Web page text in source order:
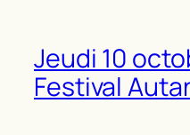
Jeudi 10
Festival